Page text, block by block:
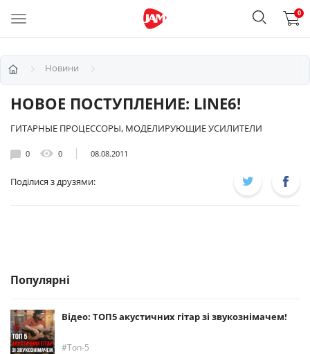
0
Новини
НОВОЕ ПОСТУПЛЕНИЕ: LINE6!
ГИТАРНЫЕ ПРОЦЕССОРЫ, МОДЕЛИРУЮЩИЕ УСИЛИТЕЛИ
0 0 08.08.2011
Поділися з друзями:
Популярні
Відео: ТОП5 акустичних гітар зі звукознімачем!
Топ-5